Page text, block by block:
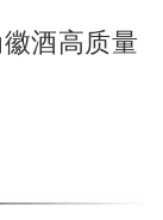
酒高质量